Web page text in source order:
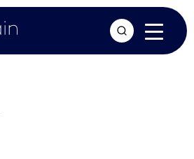
arrow_forward